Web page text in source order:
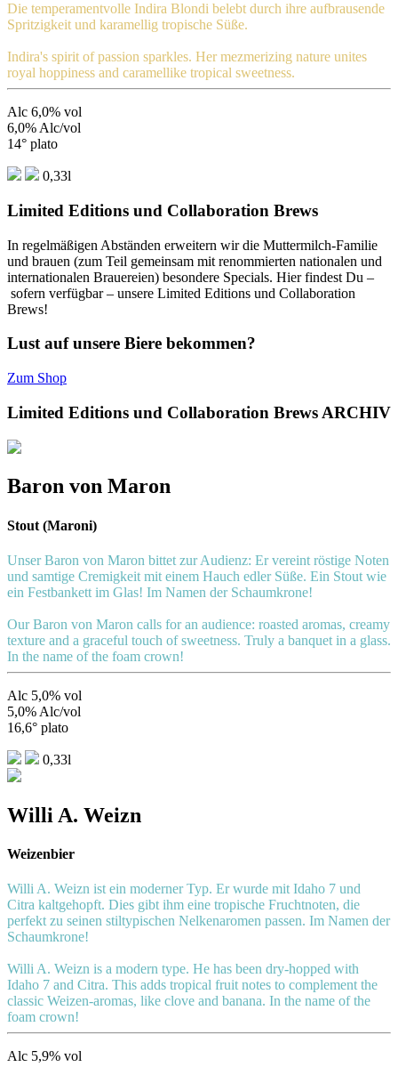
Die temperamentvolle Indira Blondi belebt durch ihre aufbrausende
Spritzigkeit und karamellig tropische Süße.
Indira's spirit of passion sparkles. Her mezmerizing nature unites
royal hoppiness and caramellike tropical sweetness.
Alc 6,0% vol
6,0% Alc/vol
14° plato
0,33l
Limited Editions und Collaboration Brews
In regelmäßigen Abständen erweitern wir die Muttermilch-Familie
und brauen (zum Teil gemeinsam mit renommierten nationalen und
internationalen Brauereien) besondere Specials. Hier findest Du –
sofern verfügbar – unsere Limited Editions und Collaboration
Brews!
Lust auf unsere Biere bekommen?
Zum Shop
Limited Editions und Collaboration Brews ARCHIV
Baron von Maron
Stout (Maroni)
Unser Baron von Maron bittet zur Audienz: Er vereint röstige Noten
und samtige Cremigkeit mit einem Hauch edler Süße. Ein Stout wie
ein Festbankett im Glas! Im Namen der Schaumkrone!
Our Baron von Maron calls for an audience: roasted aromas, creamy
texture and a graceful touch of sweetness. Truly a banquet in a glass.
In the name of the foam crown!
Alc 5,0% vol
5,0% Alc/vol
16,6° plato
0,33l
Willi A. Weizn
Weizenbier
Willi A. Weizn ist ein moderner Typ. Er wurde mit Idaho 7 und
Citra kaltgehopft. Dies gibt ihm eine tropische Fruchtnoten, die
perfekt zu seinen stiltypischen Nelkenaromen passen. Im Namen der
Schaumkrone!
Willi A. Weizn is a modern type. He has been dry-hopped with
Idaho 7 and Citra. This adds tropical fruit notes to complement the
classic Weizen-aromas, like clove and banana. In the name of the
foam crown!
Alc 5,9% vol